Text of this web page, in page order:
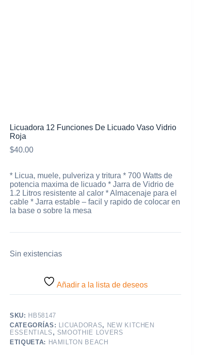
Licuadora 12 Funciones De Licuado Vaso Vidrio
Roja
$40.00
* Licua, muele, pulveriza y tritura * 700 Watts de
potencia maxima de licuado * Jarra de Vidrio de
1.2 Litros resistente al calor * Almacenaje para el
cable * Jarra estable – facil y rapido de colocar en
la base o sobre la mesa
Sin existencias
Añadir a la lista de deseos
SKU: HB58147
CATEGORÍAS: LICUADORAS, NEW KITCHEN
ESSENTIALS , SMOOTHIE LOVERS
ETIQUETA: HAMILTON BEACH